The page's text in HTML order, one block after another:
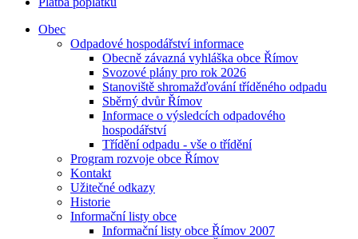
Obec
Odpadové hospodářství informace
Obecně závazná vyhláška obce Římov
Svozové plány pro rok 2026
Stanoviště shromažďování tříděného odpadu
Sběrný dvůr Římov
Informace o výsledcích odpadového
hospodářství
Třídění odpadu - vše o třídění
Program rozvoje obce Římov
Kontakt
Užitečné odkazy
Historie
Informační listy obce
Informační listy obce Římov 2007